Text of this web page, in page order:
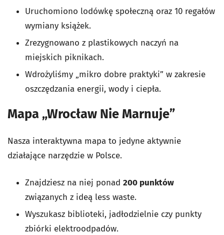
Uruchomiono lodówkę społeczną oraz 10 regałów
wymiany książek.
Zrezygnowano z plastikowych naczyń na
miejskich piknikach.
Wdrożyliśmy „mikro dobre praktyki” w zakresie
oszczędzania energii, wody i ciepła.
Mapa „Wrocław Nie Marnuje”
Nasza interaktywna mapa to jedyne aktywnie
działające narzędzie w Polsce.
Znajdziesz na niej ponad 200 punktów
związanych z ideą less waste.
Wyszukasz biblioteki, jadłodzielnie czy punkty
zbiórki elektroodpadów.